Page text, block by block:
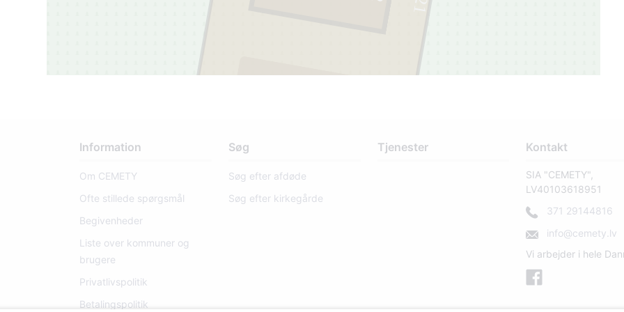
21
Information
Om CEMETY
Ofte stillede spørgsmål
Begivenheder
Liste over kommuner og
brugere
Privatlivspolitik
Betalingspolitik
Søg
Søg efter afdøde
Søg efter kirkegårde
Tjenester Kontakt
SIA "CEMETY",
LV40103618951
371 29144816
info@cemety.lv
Vi arbejder i hele